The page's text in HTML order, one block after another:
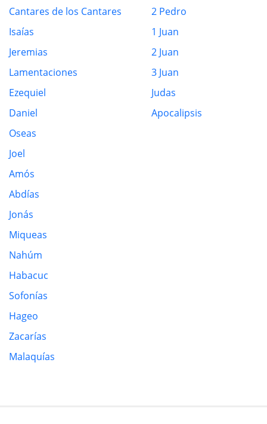
Cantares de los Cantares
Isaías
Jeremias
Lamentaciones
Ezequiel
Daniel
Oseas
Joel
Amós
Abdías
Jonás
Miqueas
Nahúm
Habacuc
Sofonías
Hageo
Zacarías
Malaquías
2 Pedro
1 Juan
2 Juan
3 Juan
Judas
Apocalipsis